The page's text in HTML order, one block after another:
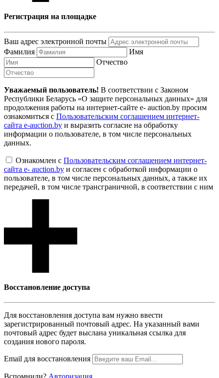
Регистрация на площадке
Ваш адрес электронной почты
Фамилия
Имя
Отчество
Уважаемый пользователь! В соответствии с Законом
Республики Беларусь «О защите персональных данных» для
продолжения работы на интернет-сайте e- auction.by просим
ознакомиться с Пользовательским соглашением интернет-
сайта e-auction.by и выразить согласие на обработку
информации о пользователе, в том числе персональных
данных.
Ознакомлен с Пользовательским соглашением интернет-
сайта e- auction.by и согласен с обработкой информации о
пользователе, в том числе персональных данных, а также их
передачей, в том числе трансграничной, в соответствии с ним
Восcтановление доступа
Для восcтановления доступа вам нужно ввести
зарегистрированный почтовый адрес. На указанный вами
почтовый адрес будет выслана уникальная ссылка для
создания нового пароля.
Email для восcтановления